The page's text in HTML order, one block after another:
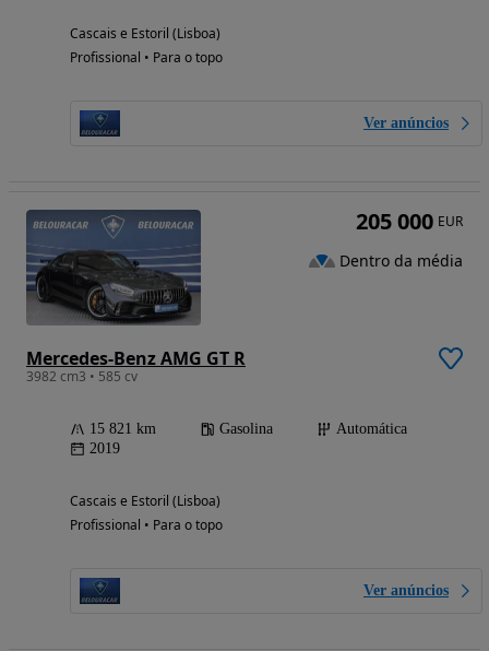
Cascais e Estoril (Lisboa)
Profissional • Para o topo
Ver anúncios
Mercedes-Benz AMG GT R
3982 cm3 • 585 cv
15 821 km Gasolina
Automática
2019
Cascais e Estoril (Lisboa)
Profissional • Para o topo
Ver anúncios
205 000 EUR
Dentro da média